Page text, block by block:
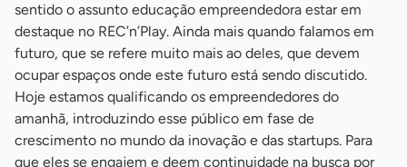
sentido o assunto educação empreendedora estar em
destaque no REC’n’Play. Ainda mais quando falamos em
futuro, que se refere muito mais ao deles, que devem
ocupar espaços onde este futuro está sendo discutido.
Hoje estamos qualificando os empreendedores do
amanhã, introduzindo esse público em fase de
crescimento no mundo da inovação e das startups. Para
que eles se engajem e deem continuidade na busca por